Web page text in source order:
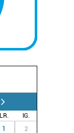
LR.
IG.
1 2